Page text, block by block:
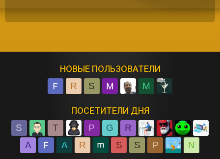
НОВЫЕ ПОЛЬЗОВАТЕЛИ
R S M
ПОСЕТИТЕЛИ ДНЯ
S T P G
R
A
A R S S P N